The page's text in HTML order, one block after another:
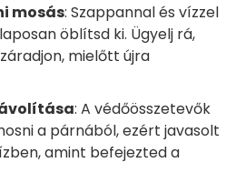
mosás: Szappannal és vízzel
öblítsd ki. Ügyelj rá,
mielőtt újra
: A védőösszetevők
a párnából, ezért javasolt
amint befejezted a